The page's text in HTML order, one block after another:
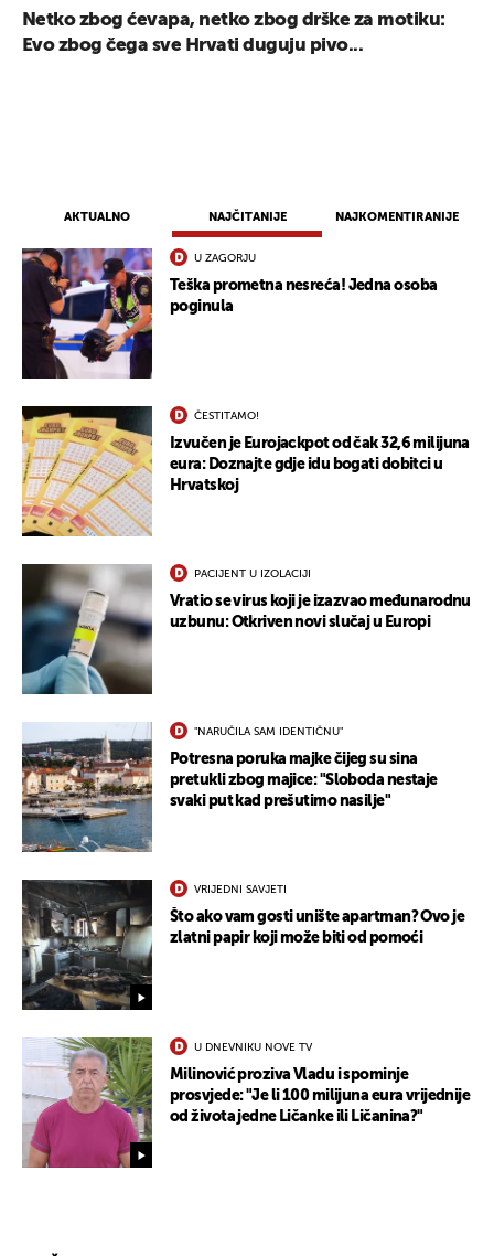
AKTUALNO NAJČITANIJE NAJKOMENTIRANIJE
U ZAGORJU
Teška prometna nesreća! Jedna osoba
poginula
ČESTITAMO!
Izvučen je Eurojackpot od čak 32,6 milijuna
eura: Doznajte gdje idu bogati dobitci u
Hrvatskoj
PACIJENT U IZOLACIJI
Vratio se virus koji je izazvao međunarodnu
uzbunu: Otkriven novi slučaj u Europi
"NARUČILA SAM IDENTIČNU"
Potresna poruka majke čijeg su sina
pretukli zbog majice: "Sloboda nestaje
svaki put kad prešutimo nasilje"
VRIJEDNI SAVJETI
Što ako vam gosti unište apartman? Ovo je
zlatni papir koji može biti od pomoći
U DNEVNIKU NOVE TV
Milinović proziva Vladu i spominje
prosvjede: "Je li 100 milijuna eura vrijednije
od života jedne Ličanke ili Ličanina?"
Netko zbog ćevapa, netko zbog drške za motiku:
Evo zbog čega sve Hrvati duguju pivo...